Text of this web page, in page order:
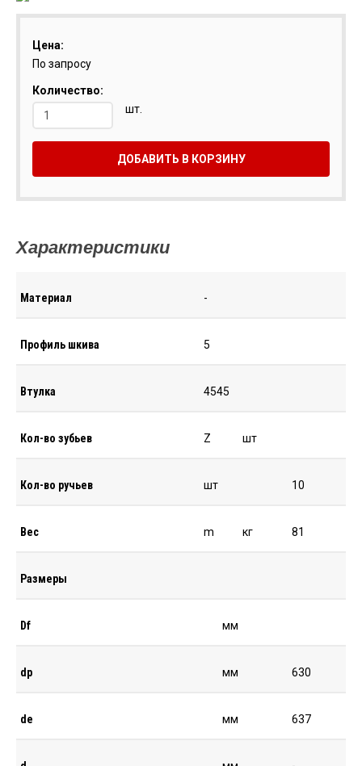
Цена:
По запросу
Количество:
шт.
ДОБАВИТЬ В КОРЗИНУ
Характеристики
Материал -
Профиль шкива 5
Втулка 4545
Кол-во зубьев Z шт
Кол-во ручьев шт 10
Вес m кг 81
Размеры
Df мм
dp мм 630
de мм 637